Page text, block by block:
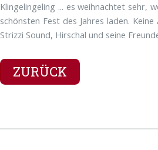
Klingelingeling ... es weihnachtet sehr,
schönsten Fest des Jahres laden.
Strizzi Sound, Hirschal und seine
ZURÜCK